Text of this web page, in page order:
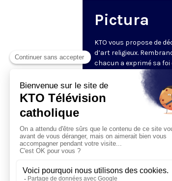
Pictura
KTO vous propose de
d’art religieux.
chacun a exprimé sa foi
époque à travers ses
nous plonge
tableaux éclairant
pour observer la
en couleur. Une
avec
Le Monde de la Bible
Visiter la page de